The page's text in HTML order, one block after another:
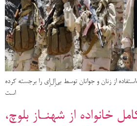
از زنان و جوانان توسط بی‌اِل‌اِی را برجسته کرده
است
خانواده از شهنـاز بلوچ،